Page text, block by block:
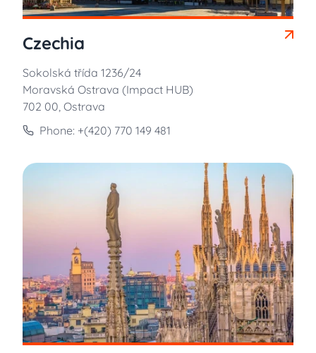
Czechia
Sokolská třída 1236/24
Moravská Ostrava (Impact HUB)
702 00, Ostrava
Phone: +(420) 770 149 481